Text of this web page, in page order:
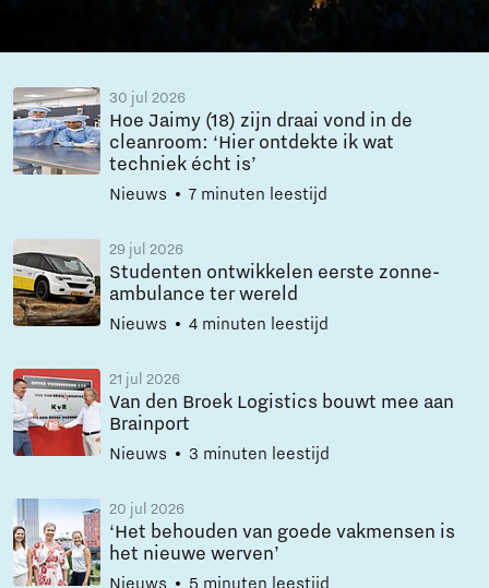
30 jul 2026
Hoe Jaimy (18) zijn draai vond in de
cleanroom: ‘Hier ontdekte ik wat
techniek écht is’
Nieuws 7 minuten leestijd
29 jul 2026
Studenten ontwikkelen eerste zonne-
ambulance ter wereld
Nieuws 4 minuten leestijd
21 jul 2026
Van den Broek Logistics bouwt mee aan
Brainport
Nieuws 3 minuten leestijd
20 jul 2026
‘Het behouden van goede vakmensen is
het nieuwe werven’
Nieuws 5 minuten leestijd